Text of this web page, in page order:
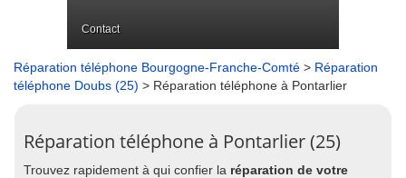
Contact
Réparation téléphone Bourgogne-Franche-Comté > Réparation
téléphone Doubs (25) > Réparation téléphone à Pontarlier
Réparation téléphone à Pontarlier (25)
Trouvez rapidement à qui confier la réparation de votre